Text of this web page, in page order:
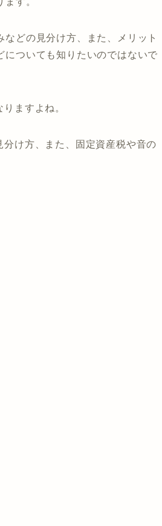
どの見分け方、また、メリット
についても知りたいのではないで
ますよね。
け方、また、固定資産税や音の